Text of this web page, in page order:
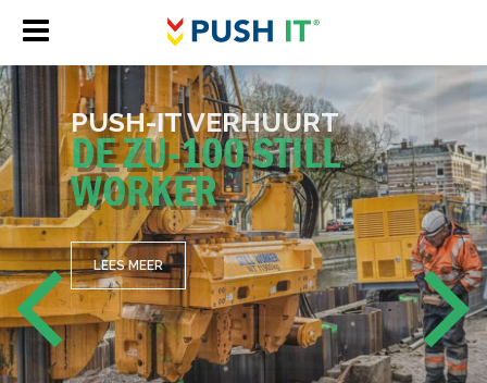
PUSH-IT ONT­ZORGT ALS
ON­DER­AAN­NE­MER
VAK­MAN­SCHAP EN
EN­GI­NEE­RING
LEES MEER